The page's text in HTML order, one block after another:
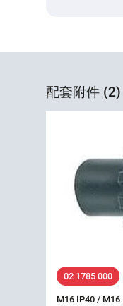
配套附件 (2)
02 1785 000
M16 IP40 / M16